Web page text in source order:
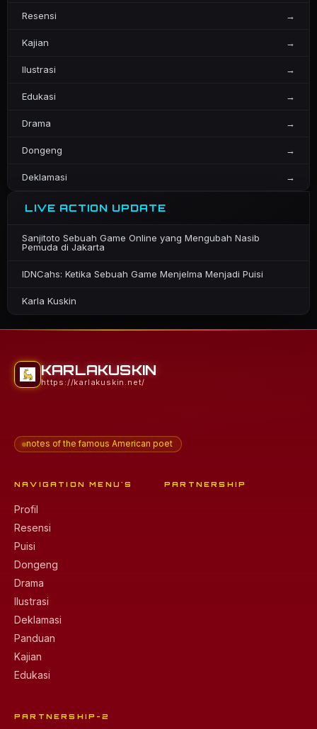
Resensi →
Kajian →
Ilustrasi →
Edukasi →
Drama →
Dongeng →
Deklamasi →
LIVE ACTION UPDATE
Sanjitoto Sebuah Game Online yang Mengubah Nasib
Pemuda di Jakarta
IDNCahs: Ketika Sebuah Game Menjelma Menjadi Puisi
Karla Kuskin
KARLAKUSKIN
https://karlakuskin.net/
notes of the famous American poet
NAVIGATION MENU'S
Profil
Resensi
Puisi
Dongeng
Drama
Ilustrasi
Deklamasi
Panduan
Kajian
Edukasi
PARTNERSHIP
PARTNERSHIP-2